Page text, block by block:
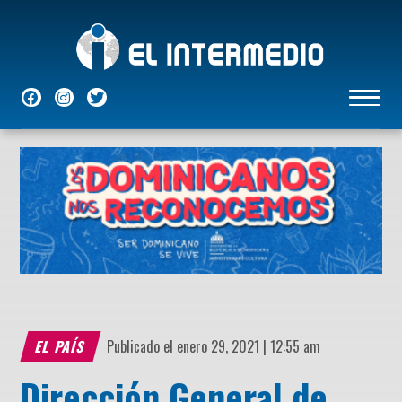
NACIONALES INTERNACIONALESECONÓMICASDEPORTES ENTRETENIMIENTO
EL PAÍS Publicado el enero 29, 2021 | 12:55 am